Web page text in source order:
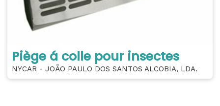
Piège á colle pour insectes
NYCAR - JOÃO PAULO DOS SANTOS ALCOBIA, LDA.